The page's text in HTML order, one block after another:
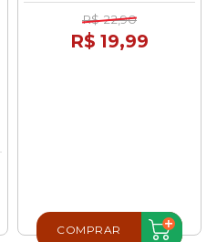
R$ 22,90
R$ 19,99
COMPRAR